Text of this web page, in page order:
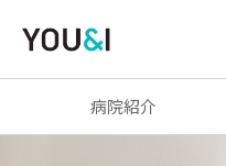
病院紹介